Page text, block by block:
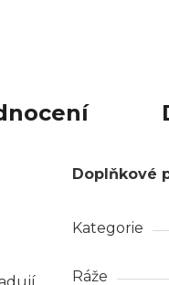
Doplňkové
Kategorie
Ráže